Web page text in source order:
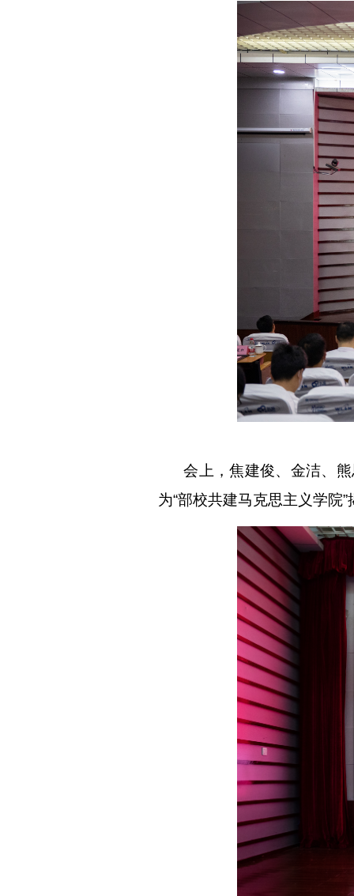
会上，焦建俊、金洁、熊
为“部校共建马克思主义学院”